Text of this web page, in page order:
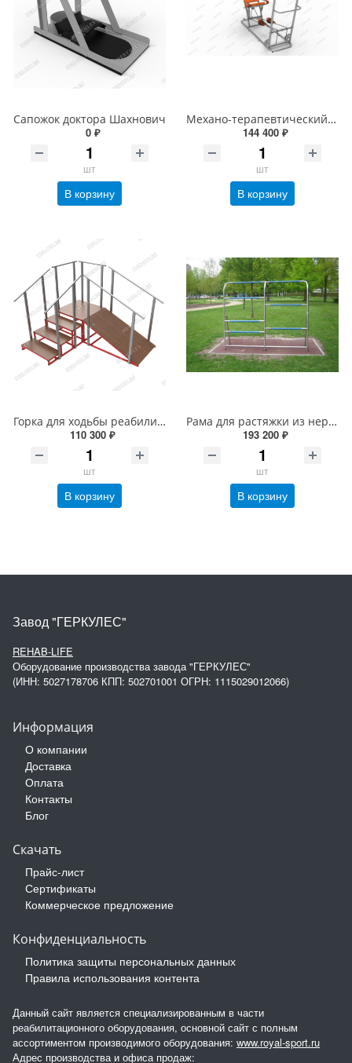
Сапожок доктора Шахнович
0 ₽
шт
В корзину
Механо-терапевтический тренажер для ног (реабилитация после инсульта)
144 400 ₽
шт
В корзину
Горка для ходьбы реабилитационная (мини)
110 300 ₽
шт
В корзину
Рама для растяжки из нержавеющей стали
193 200 ₽
шт
В корзину
Завод "ГЕРКУЛЕС"
REHAB-LIFE
Оборудование производства завода "ГЕРКУЛЕС"
(ИНН: 5027178706 КПП: 502701001 ОГРН: 1115029012066)
Информация
О компании
Доставка
Оплата
Контакты
Блог
Скачать
Прайс-лист
Сертификаты
Коммерческое предложение
Конфиденциальность
Политика защиты персональных данных
Правила использования контента
Данный сайт является специализированным в части
реабилитационного оборудования, основной сайт с полным
ассортиментом производимого оборудования: www.royal-sport.ru
Адрес производства и офиса продаж: